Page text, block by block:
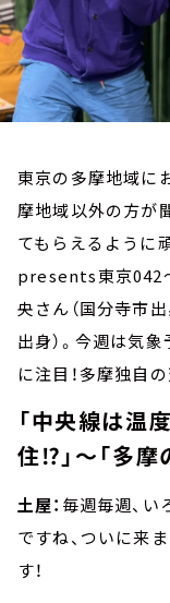
東京の多摩地域に
摩地域以外の方が
てもらえるように
presents東京042
央さん（国分寺市
出身）。今週は気
に注目！多摩独自
「中央線は温
住⁉︎」～「多摩
土屋： 毎週毎週、
ですね、ついに来
す！